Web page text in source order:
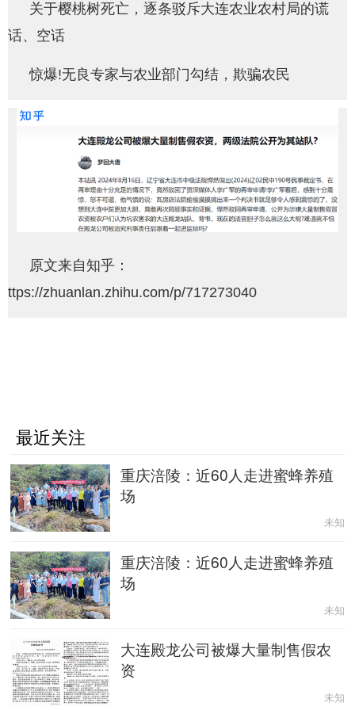
关于樱桃树死亡，逐条驳斥大连农业农村局的谎
话、空话
惊爆!无良专家与农业部门勾结，欺骗农民
原文来自知乎：
ttps://zhuanlan.zhihu.com/p/717273040
最近关注
重庆涪陵：近60人走进蜜蜂养殖
场
未知
重庆涪陵：近60人走进蜜蜂养殖
场
未知
大连殿龙公司被爆大量制售假农
资
未知